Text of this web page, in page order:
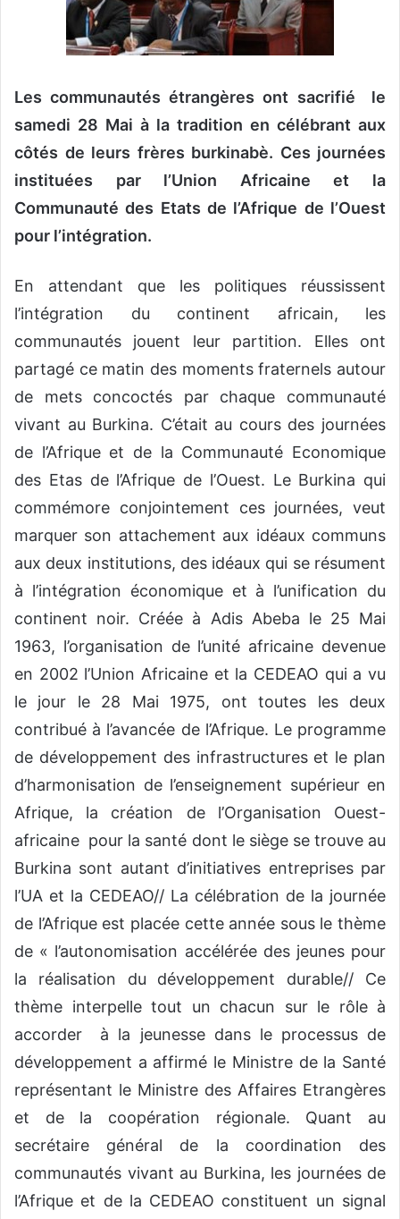
c
o
u
r
l
Les communautés étrangères ont sacrifié le
samedi 28 Mai à la tradition en célébrant aux
côtés de leurs frères burkinabè. Ces journées
instituées par l’Union Africaine et la
Communauté des Etats de l’Afrique de l’Ouest
pour l’intégration.
En attendant que les politiques réussissent
l’intégration du continent africain, les
communautés jouent leur partition. Elles ont
partagé ce matin des moments fraternels autour
de mets concoctés par chaque communauté
vivant au Burkina. C’était au cours des journées
de l’Afrique et de la Communauté Economique
des Etas de l’Afrique de l’Ouest. Le Burkina qui
commémore conjointement ces journées, veut
marquer son attachement aux idéaux communs
aux deux institutions, des idéaux qui se résument
à l’intégration économique et à l’unification du
continent noir. Créée à Adis Abeba le 25 Mai
1963, l’organisation de l’unité africaine devenue
en 2002 l’Union Africaine et la CEDEAO qui a vu
le jour le 28 Mai 1975, ont toutes les deux
contribué à l’avancée de l’Afrique. Le programme
de développement des infrastructures et le plan
d’harmonisation de l’enseignement supérieur en
Afrique, la création de l’Organisation Ouest-
africaine pour la santé dont le siège se trouve au
Burkina sont autant d’initiatives entreprises par
l’UA et la CEDEAO// La célébration de la journée
de l’Afrique est placée cette année sous le thème
de « l’autonomisation accélérée des jeunes pour
la réalisation du développement durable// Ce
thème interpelle tout un chacun sur le rôle à
accorder à la jeunesse dans le processus de
développement a affirmé le Ministre de la Santé
représentant le Ministre des Affaires Etrangères
et de la coopération régionale. Quant au
secrétaire général de la coordination des
communautés vivant au Burkina, les journées de
l’Afrique et de la CEDEAO constituent un signal